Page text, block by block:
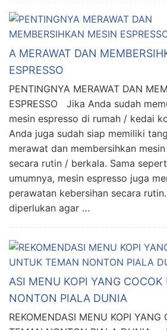
A MERAWAT DAN
ESPRESSO
PENTINGNYA MERAWAT DAN
ESPRESSO Jika Anda sudah
mesin espresso di rumah / kedai
Anda juga sudah siap memiliki
merawat dan membersihkan
secara rutin / berkala. Sama
umumnya, mesin espresso juga
perawatan kebersihan secara
diperlukan agar …
ASI MENU KOPI YANG
NONTON PIALA DUNIA
REKOMENDASI MENU KOPI YANG